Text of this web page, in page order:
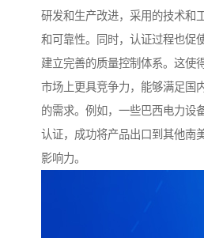
研发和生产改进，采用的技术和
和可靠性。同时，认证过程也促
建立完善的质量控制体系。这使
市场上更具竞争力，能够满足国
的需求。例如，一些巴西电力设
认证，成功将产品出口到其他南
影响力。